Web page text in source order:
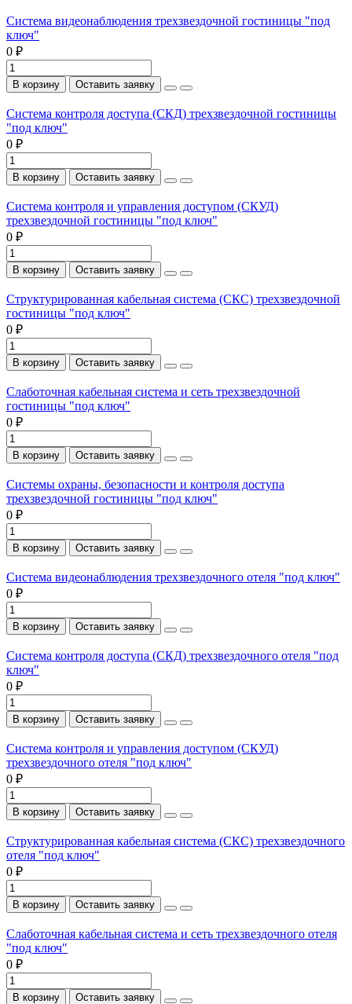
Система видеонаблюдения трехзвездочной гостиницы "под
ключ"
0 ₽
В корзину Оставить заявку
Система контроля доступа (СКД) трехзвездочной гостиницы
"под ключ"
0 ₽
В корзину Оставить заявку
Система контроля и управления доступом (СКУД)
трехзвездочной гостиницы "под ключ"
0 ₽
В корзину Оставить заявку
Структурированная кабельная система (СКС) трехзвездочной
гостиницы "под ключ"
0 ₽
В корзину Оставить заявку
Слаботочная кабельная система и сеть трехзвездочной
гостиницы "под ключ"
0 ₽
В корзину Оставить заявку
Системы охраны, безопасности и контроля доступа
трехзвездочной гостиницы "под ключ"
0 ₽
В корзину Оставить заявку
Система видеонаблюдения трехзвездочного отеля "под ключ"
0 ₽
В корзину Оставить заявку
Система контроля доступа (СКД) трехзвездочного отеля "под
ключ"
0 ₽
В корзину Оставить заявку
Система контроля и управления доступом (СКУД)
трехзвездочного отеля "под ключ"
0 ₽
В корзину Оставить заявку
Структурированная кабельная система (СКС) трехзвездочного
отеля "под ключ"
0 ₽
В корзину Оставить заявку
Слаботочная кабельная система и сеть трехзвездочного отеля
"под ключ"
0 ₽
В корзину Оставить заявку